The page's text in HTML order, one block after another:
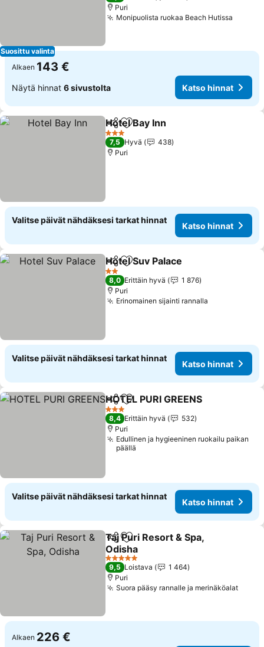
Suosittu valinta
Puri
Monipuolista ruokaa Beach Hutissa
Alkaen 143 €
Näytä hinnat 6 sivustolta Katso hinnat
Jaa Lisää suosikkeihin
Hotel Bay Inn
3 Tähtiluokitus
7,5 Hyvä
438
Puri
Valitse päivät nähdäksesi tarkat hinnat
Katso hinnat
Jaa Lisää suosikkeihin
Hotel Suv Palace
2 Tähtiluokitus
8,0 Erittäin hyvä
1 876
Puri
Erinomainen sijainti rannalla
Valitse päivät nähdäksesi tarkat hinnat
Katso hinnat
Jaa Lisää suosikkeihin
HOTEL PURI GREENS
3 Tähtiluokitus
8,4 Erittäin hyvä
532
Puri
Edullinen ja hygieeninen ruokailu paikan
päällä
Valitse päivät nähdäksesi tarkat hinnat
Katso hinnat
Jaa Lisää suosikkeihin
Taj Puri Resort & Spa,
Odisha
Katso hinnat
5 Tähtiluokitus
9,5 Loistava
1 464
Puri
Suora pääsy rannalle ja merinäköalat
Alkaen 226 €